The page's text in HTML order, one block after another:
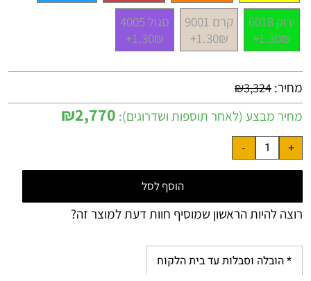
ירוק 6018
1.30₪+
קרם 9001
1.30₪+
סגול 4005
1.30₪+
מחיר: ₪3,324
מחיר מבצע (לאחר תוספות ושדרוגים): ₪2,770
הוסף לסל
רוצה להיות הראשון שמוסיף חוות דעת למוצר זה?
* הובלה וסבלות עד בית הלקוח